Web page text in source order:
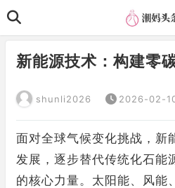
新能源技术：构建零
shunli2026 2026-02-
面对全球气候变化挑战，新
发展，逐步替代传统化石能
的核心力量。太阳能、风能